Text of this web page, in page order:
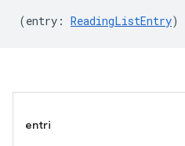
(entry : ReadingListEntry)
entri